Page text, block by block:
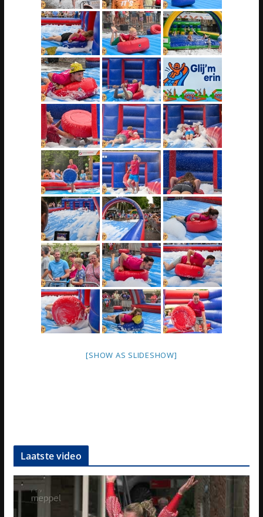
[SHOW AS SLIDESHOW]
Laatste video